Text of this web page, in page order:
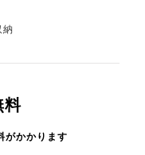
納
料
がかかります